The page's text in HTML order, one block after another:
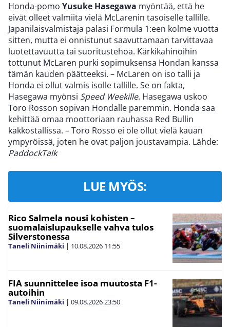
Honda-pomo Yusuke Hasegawa myöntää, että he
eivät olleet valmiita vielä McLarenin tasoiselle tallille.
Japanilaisvalmistaja palasi Formula 1:een kolme vuotta
sitten, mutta ei onnistunut saavuttamaan tarvittavaa
luotettavuutta tai suoritustehoa. Kärkikahinoihin
tottunut McLaren purki sopimuksensa Hondan kanssa
tämän kauden päätteeksi. – McLaren on iso talli ja
Honda ei ollut valmis isolle tallille. Se on fakta,
Hasegawa myönsi Speed Weekille. Hasegawa uskoo
Toro Rosson sopivan Hondalle paremmin. Honda saa
kehittää omaa moottoriaan rauhassa Red Bullin
kakkostallissa. – Toro Rosso ei ole ollut vielä kauan
ympyröissä, joten he ovat paljon joustavampia. Lähde:
PaddockTalk
LUE MYÖS:
Rico Salmela nousi kohisten –
suomalaislupaukselle vahva tulos
Silverstonessa
Taneli Niinimäki | 10.08.2026 11:55
FIA suunnittelee isoa muutosta F1-
autoihin
Taneli Niinimäki | 09.08.202623:50